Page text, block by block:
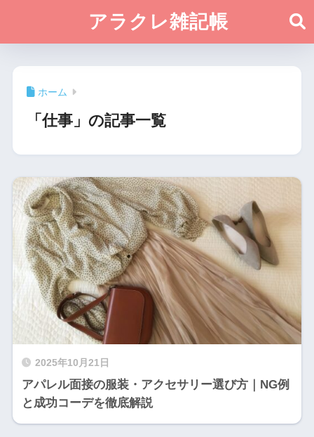
アラクレ雑記帳
ホーム
「仕事」の記事一覧
2025年10月21日
アパレル面接の服装・アクセサリー選び方｜NG例
と成功コーデを徹底解説